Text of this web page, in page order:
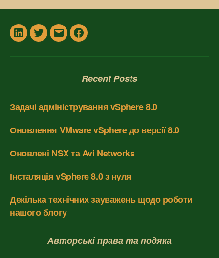
In TwitterEmailFacebook
Recent Posts
Задачі адміністрування vSphere 8.0
Оновлення VMware vSphere до версії 8.0
Оновлені NSX та Avi Networks
Інсталяція vSphere 8.0 з нуля
Декілька технічних зауважень щодо роботи
нашого блогу
Авторські права та подяка